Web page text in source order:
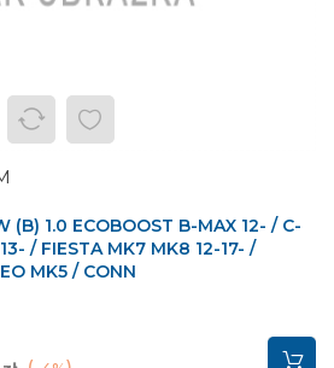
(B) 1.0 ECOBOOST B-MAX 12- / C-
/ FIESTA MK7 MK8 12-17- /
MK5 / CONN